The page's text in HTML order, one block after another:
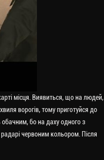
місця. Виявиться, що на людей,
ворогів, тому приготуйся до
бо на даху одного з
червоним кольором. Після